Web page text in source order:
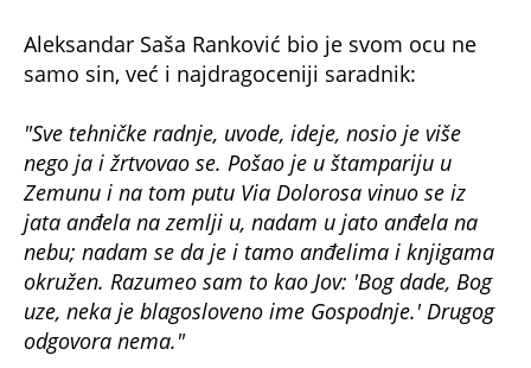
Aleksandar Saša Ranković bio je svom ocu ne
samo sin, već i najdragoceniji saradnik:
"Sve tehničke radnje, uvode, ideje, nosio je više
nego ja i žrtvovao se. Pošao je u štampariju u
Zemunu i na tom putu Via Dolorosa vinuo se iz
jata anđela na zemlji u, nadam u jato anđela na
nebu; nadam se da je i tamo anđelima i knjigama
okružen. Razumeo sam to kao Jov: 'Bog dade, Bog
uze, neka je blagosloveno ime Gospodnje.' Drugog
odgovora nema."